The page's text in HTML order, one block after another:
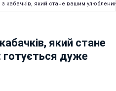
кабачків, який стане вашим
який стане
дуже